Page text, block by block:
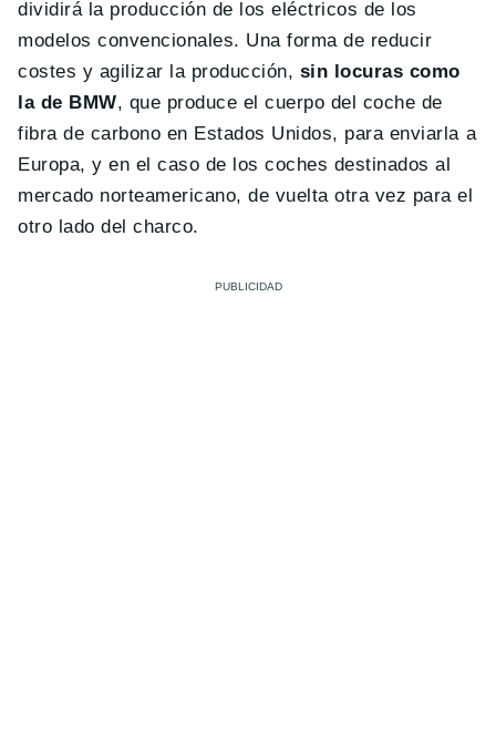
dividirá la producción de los eléctricos de los
modelos convencionales. Una forma de reducir
costes y agilizar la producción, sin locuras como
la de BMW, que produce el cuerpo del coche de
fibra de carbono en Estados Unidos, para enviarla a
Europa, y en el caso de los coches destinados al
mercado norteamericano, de vuelta otra vez para el
otro lado del charco.